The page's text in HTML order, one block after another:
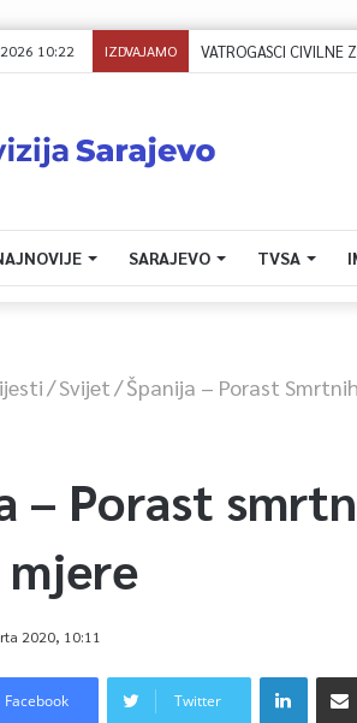
10:22 IZDVAJAMO
SARAJEVO TVSA
/Svijet/Španija – Porast
– Porast
2020, 10:11
Facebook Twitter